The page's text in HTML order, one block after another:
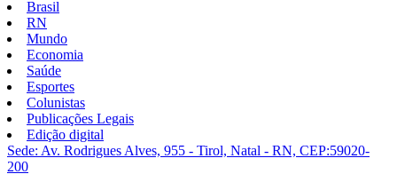
Brasil
RN
Mundo
Economia
Saúde
Esportes
Colunistas
Publicações Legais
Edição digital
Sede: Av. Rodrigues Alves, 955 - Tirol, Natal - RN, CEP:59020-
200